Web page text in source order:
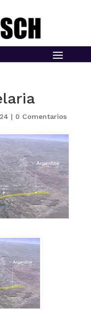
| 0 Comentarios